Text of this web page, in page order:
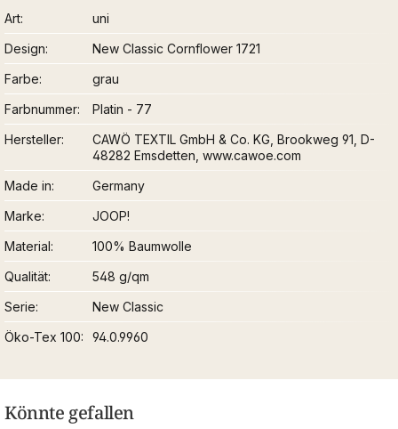
Art
uni
Design
New Classic Cornflower 1721
Farbe
grau
Farbnummer
Platin - 77
Hersteller
CAWÖ TEXTIL GmbH & Co. KG, Brookweg 91, D-
48282 Emsdetten, www.cawoe.com
Made in
Germany
Marke
JOOP!
Material
100% Baumwolle
Qualität
548 g/qm
Serie
New Classic
Öko-Tex 100
94.0.9960
Könnte gefallen